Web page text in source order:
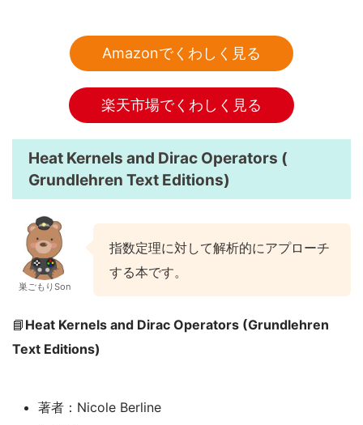
Amazonでくわしく見る
楽天市場でくわしく見る
Heat Kernels and Dirac Operators (
Grundlehren Text Editions)
巣ごもりSon
指数定理に対して解析的にアプローチ
する本です。
📘 Heat Kernels and Dirac Operators (Grundlehren
Text Editions)
著者：Nicole Berline